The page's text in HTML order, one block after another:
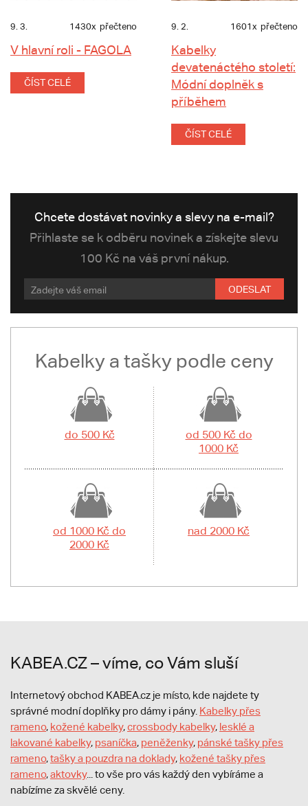
9. 3. 1430x přečteno
V hlavní roli - FAGOLA
ČÍST CELÉ
9. 2. 1601x přečteno
Kabelky
devatenáctého století:
Módní doplněk s
příběhem
ČÍST CELÉ
Chcete dostávat novinky a slevy na e-mail?
Přihlaste se k odběru novinek a získejte slevu
100 Kč na váš první nákup.
ODESLAT
Kabelky a tašky podle ceny
do 500 Kč
od 500 Kč do
1000 Kč
od 1000 Kč do
2000 Kč
nad 2000 Kč
KABEA.CZ – víme, co Vám sluší
Internetový obchod KABEA.cz je místo, kde najdete ty
správné modní doplňky pro dámy i pány. Kabelky přes
rameno, kožené kabelky,crossbody kabelky, lesklé a
lakované kabelky, psaníčka, peněženky, pánské tašky přes
rameno,tašky a pouzdra na doklady, kožené tašky přes
rameno,aktovky... to vše pro vás každý den vybíráme a
nabízíme za skvělé ceny.